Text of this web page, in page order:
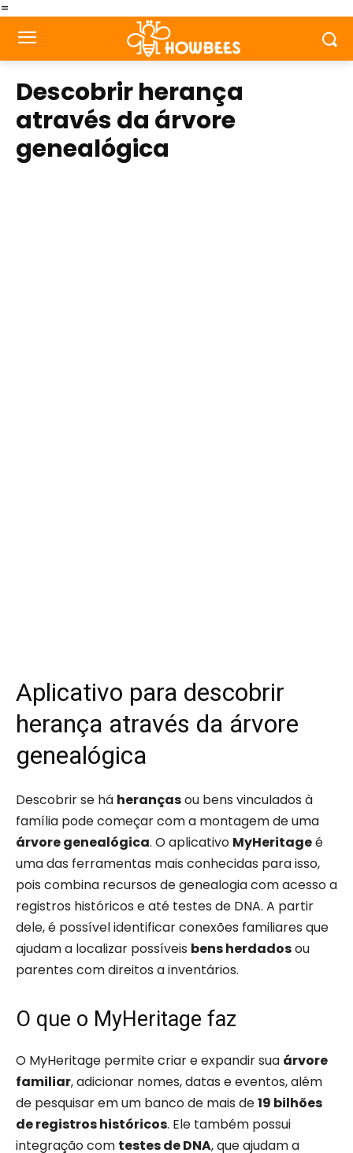
=
Descobrir herança
através da árvore
genealógica
Aplicativo para descobrir
herança através da árvore
genealógica
Descobrir se há herançasou bens vinculados à
família pode começar com a montagem de uma
árvore genealógica. O aplicativo MyHeritageé
uma das ferramentas mais conhecidas para isso,
pois combina recursos de genealogia com acesso a
registros históricos e até testes de DNA. A partir
dele, é possível identificar conexões familiares que
ajudam a localizar possíveis bens herdadosou
parentes com direitos a inventários.
O que o MyHeritage faz
O MyHeritage permite criar e expandir sua árvore
familiar, adicionar nomes, datas e eventos, além
de pesquisar em um banco de mais de19 bilhões
de registros históricos. Ele também possui
integração com testes de DNA, que ajudam a